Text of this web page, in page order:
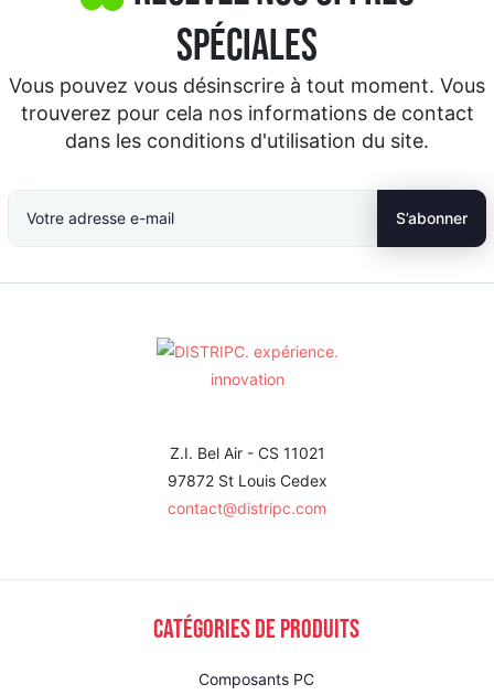
spéciales
Vous pouvez vous désinscrire à tout moment. Vous
trouverez pour cela nos informations de contact
dans les conditions d'utilisation du site.
Z.I. Bel Air - CS 11021
97872 St Louis Cedex
contact@distripc.com
Catégories de produits
Composants PC